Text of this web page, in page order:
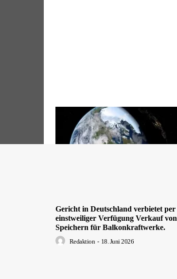
Gericht in Deutschland verbietet per
einstweiliger Verfügung Verkauf von
Speichern für Balkonkraftwerke.
Redaktion - 18. Juni 2026